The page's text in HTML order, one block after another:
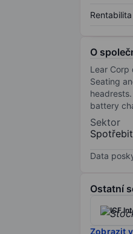
O
Lear Corp
Seating
battery
Sektor
Data
Ostatní
ICF
Zobrazit